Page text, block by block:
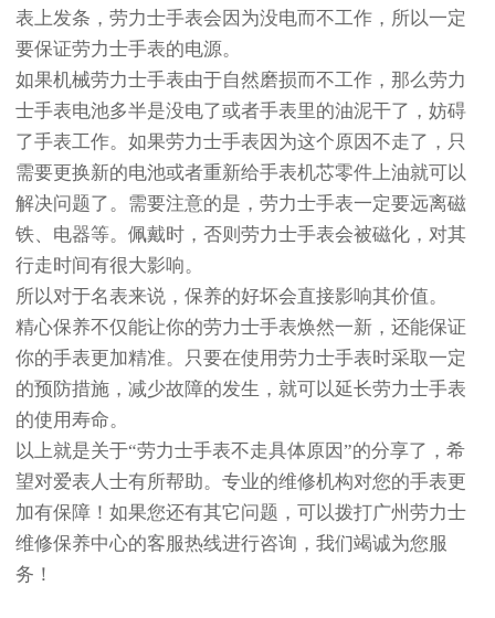
表上发条，劳力士手表会因为没电而不工作，所以一定
要保证劳力士手表的电源。
如果机械劳力士手表由于自然磨损而不工作，那么劳力
士手表电池多半是没电了或者手表里的油泥干了，妨碍
了手表工作。如果劳力士手表因为这个原因不走了，只
需要更换新的电池或者重新给手表机芯零件上油就可以
解决问题了。需要注意的是，劳力士手表一定要远离磁
铁、电器等。佩戴时，否则劳力士手表会被磁化，对其
行走时间有很大影响。
所以对于名表来说，保养的好坏会直接影响其价值。
精心保养不仅能让你的劳力士手表焕然一新，还能保证
你的手表更加精准。只要在使用劳力士手表时采取一定
的预防措施，减少故障的发生，就可以延长劳力士手表
的使用寿命。
以上就是关于“劳力士手表不走具体原因”的分享了，希
望对爱表人士有所帮助。专业的维修机构对您的手表更
加有保障！如果您还有其它问题，可以拨打广州劳力士
维修保养中心的客服热线进行咨询，我们竭诚为您服
务！